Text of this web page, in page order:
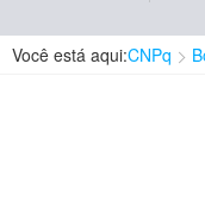
Você está aqui:CNPq